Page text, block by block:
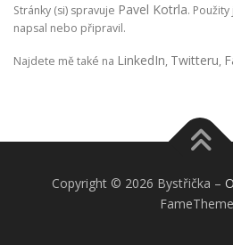
Stránky (si) spravuje Pavel Kotrla.
napsal nebo připravil.
Najdete mě také na LinkedIn, Twitteru,
Copyright © 2026 Bystřička –